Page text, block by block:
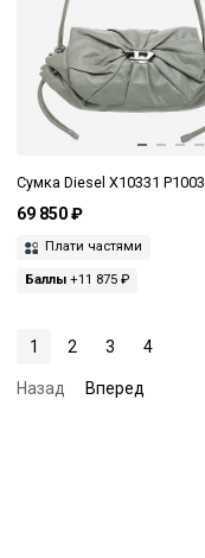
Сумка Diesel X10331 P1003
69 850 ₽
Плати частями
Баллы +11 875 ₽
1 2 3 4
Назад Вперед